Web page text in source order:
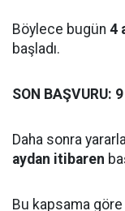
Böylece bugün 4
başladı.
SON BAŞVURU:
Daha sonra
aydan itibaren
Bu kapsama